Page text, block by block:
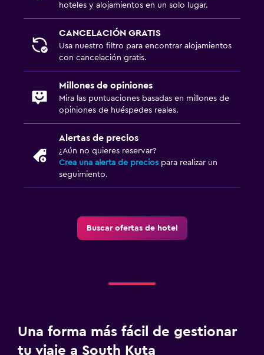
hoteles y alojamientos en un solo lugar.
CANCELACIÓN GRATIS
Usa nuestro filtro para encontrar alojamientos
con cancelación gratis.
Millones de opiniones
Mira las puntuaciones basadas en millones de
opiniones de huéspedes reales.
Alertas de precios
¿Aún no quieres reservar?
Crea una alerta de precios para realizar un
seguimiento.
Buscar ofertas de hotel
Una forma más fácil de gestionar
tu viaje a South Kuta